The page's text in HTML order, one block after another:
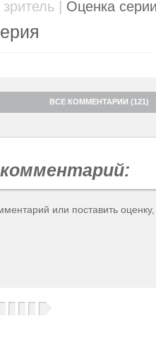
| Оценка
ВСЕ КОММЕНТАРИИ (121)
или поставить